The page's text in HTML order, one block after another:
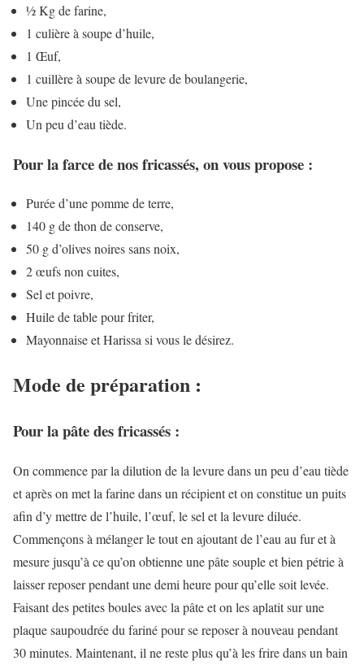
½ Kg de farine,
1 culière à soupe d’huile,
1 Œuf,
1 cuillère à soupe de levure de boulangerie,
Une pincée du sel,
Un peu d’eau tiède.
Pour la farce de nos fricassés, on vous propose :
Purée d’une pomme de terre,
140 g de thon de conserve,
50 g d’olives noires sans noix,
2 œufs non cuites,
Sel et poivre,
Huile de table pour friter,
Mayonnaise et Harissa si vous le désirez.
Mode de préparation :
Pour la pâte des fricassés :
On commence par la dilution de la levure dans un peu d’eau tiède
et après on met la farine dans un récipient et on constitue un puits
afin d’y mettre de l’huile, l’œuf, le sel et la levure diluée.
Commençons à mélanger le tout en ajoutant de l’eau au fur et à
mesure jusqu’à ce qu’on obtienne une pâte souple et bien pétrie à
laisser reposer pendant une demi heure pour qu’elle soit levée.
Faisant des petites boules avec la pâte et on les aplatit sur une
plaque saupoudrée du fariné pour se reposer à nouveau pendant
30 minutes. Maintenant, il ne reste plus qu’à les frire dans un bain